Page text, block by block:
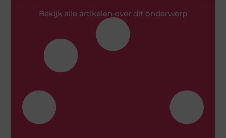
Bekijk alle artikelen over dit onderwerp